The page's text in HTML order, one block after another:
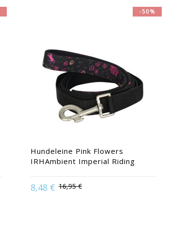
-50%
Hundeleine Pink Flowers
IRHAmbient Imperial Riding
8,48 € 16,95 €
Available in: